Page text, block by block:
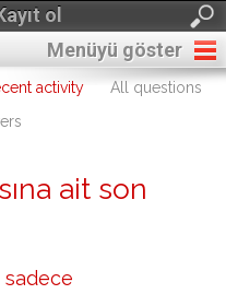
ol
Menüyü göster
activity
All questions
ait son